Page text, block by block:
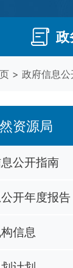
政
> 政府信息公
资源局
公开指南
开年度报告
信息